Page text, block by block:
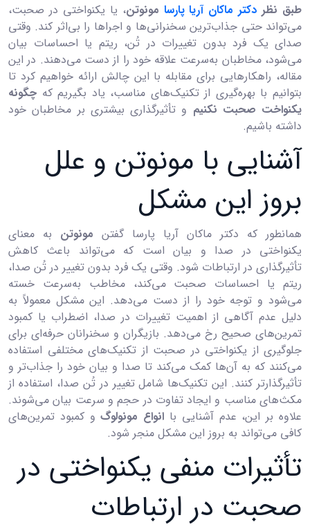
طبق نظر دکتر ماکان آریا پارسا مونوتن، یا یکنواختی در صحبت،
می‌تواند حتی جذاب‌ترین سخنرانی‌ها و اجراها را بی‌اثر کند. وقتی
صدای یک فرد بدون تغییرات در تُن، ریتم یا احساسات بیان
می‌شود، مخاطبان به‌سرعت علاقه خود را از دست می‌دهند. در این
مقاله، راهکارهایی برای مقابله با این چالش ارائه خواهیم کرد تا
بتوانیم با بهره‌گیری از تکنیک‌های مناسب، یاد بگیریم که چگونه
یکنواخت صحبت نکنیم و تأثیرگذاری بیشتری بر مخاطبان خود
داشته باشیم.
آشنایی با مونوتن و علل
بروز این مشکل
همانطور که دکتر ماکان آریا پارسا گفتن مونوتن به معنای
یکنواختی در صدا و بیان است که می‌تواند باعث کاهش
تأثیرگذاری در ارتباطات شود. وقتی یک فرد بدون تغییر در تُن صدا،
ریتم یا احساسات صحبت می‌کند، مخاطب به‌سرعت خسته
می‌شود و توجه خود را از دست می‌دهد. این مشکل معمولاً به
دلیل عدم آگاهی از اهمیت تغییرات در صدا، اضطراب یا کمبود
تمرین‌های صحیح رخ می‌دهد. بازیگران و سخنرانان حرفه‌ای برای
جلوگیری از یکنواختی در صحبت از تکنیک‌های مختلفی استفاده
می‌کنند که به آن‌ها کمک می‌کند تا صدا و بیان خود را جذاب‌تر و
تأثیرگذارتر کنند. این تکنیک‌ها شامل تغییر در تُن صدا، استفاده از
مکث‌های مناسب و ایجاد تفاوت در حجم و سرعت بیان می‌شوند.
علاوه بر این، عدم آشنایی با انواع مونولوگو کمبود تمرین‌های
کافی می‌تواند به بروز این مشکل منجر شود.
تأثیرات منفی یکنواختی در
صحبت در ارتباطات